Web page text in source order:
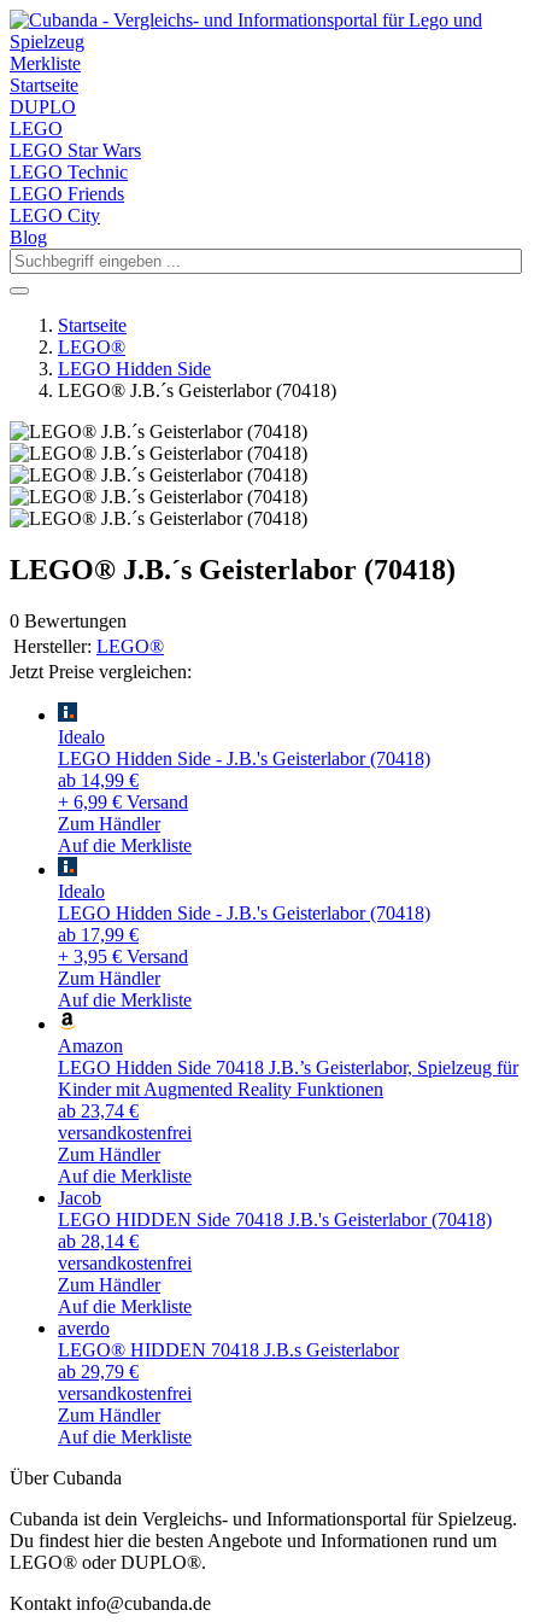
Merkliste
Startseite
DUPLO
LEGO
LEGO Star Wars
LEGO Technic
LEGO Friends
LEGO City
Blog
Startseite
LEGO®
LEGO Hidden Side
LEGO® J.B.´s Geisterlabor (70418)
LEGO® J.B.´s Geisterlabor (70418)
0 Bewertungen
Hersteller: LEGO®
Jetzt Preise vergleichen:
Idealo
LEGO Hidden Side - J.B.'s Geisterlabor (70418)
ab 14,99 €
+ 6,99 € Versand
Zum Händler
Auf die Merkliste
Idealo
LEGO Hidden Side - J.B.'s Geisterlabor (70418)
ab 17,99 €
+ 3,95 € Versand
Zum Händler
Auf die Merkliste
Amazon
LEGO Hidden Side 70418 J.B.’s Geisterlabor, Spielzeug für
Kinder mit Augmented Reality Funktionen
ab 23,74 €
versandkostenfrei
Zum Händler
Auf die Merkliste
Jacob
LEGO HIDDEN Side 70418 J.B.'s Geisterlabor (70418)
ab 28,14 €
versandkostenfrei
Zum Händler
Auf die Merkliste
averdo
LEGO® HIDDEN 70418 J.B.s Geisterlabor
ab 29,79 €
versandkostenfrei
Zum Händler
Auf die Merkliste
Über Cubanda
Cubanda ist dein Vergleichs- und Informationsportal für Spielzeug.
Du findest hier die besten Angebote und Informationen rund um
LEGO® oder DUPLO®.
Kontakt info@cubanda.de